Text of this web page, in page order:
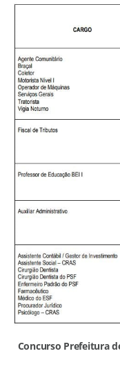
Concurso Prefeitura